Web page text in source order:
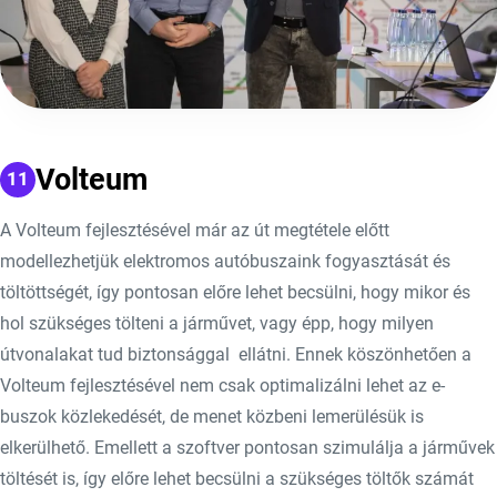
Volteum
A Volteum fejlesztésével már az út megtétele előtt
modellezhetjük elektromos autóbuszaink fogyasztását és
töltöttségét, így pontosan előre lehet becsülni, hogy mikor és
hol szükséges tölteni a járművet, vagy épp, hogy milyen
útvonalakat tud biztonsággal ellátni. Ennek köszönhetően a
Volteum fejlesztésével nem csak optimalizálni lehet az e-
buszok közlekedését, de menet közbeni lemerülésük is
elkerülhető. Emellett a szoftver pontosan szimulálja a járművek
töltését is, így előre lehet becsülni a szükséges töltők számát